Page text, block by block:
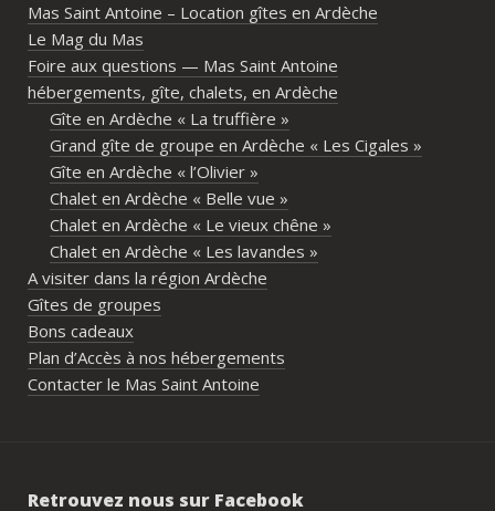
différents gîtes permettent à chacun
d’avoir son espace tout en gardant un
vrai lieu de rassemblement pour
partager les repas et les activités.Un
immense merci également aux
propriétaires pour leur disponibilité, leur
écoute et leur gentillesse tout au long de
l’organisation. Nous avons été très bien
accompagnés avant le week-end avec de
nombreux conseils utiles, aussi bien pour
les prestataires que pour l’organisation
générale de l’événement.Tout a été
simple, fluide et agréable. Les
recommandations données sur place
étaient excellentes et nous ont permis
Mas Saint Antoine – Location gîtes en Ardèche
Le Mag du Mas
Foire aux questions — Mas Saint Antoine
hébergements, gîte, chalets, en Ardèche
Gîte en Ardèche « La truffière »
Grand gîte de groupe en Ardèche « Les Cigales »
Gîte en Ardèche « l’Olivier »
Chalet en Ardèche « Belle vue »
Chalet en Ardèche « Le vieux chêne »
Chalet en Ardèche « Les lavandes »
A visiter dans la région Ardèche
Gîtes de groupes
Bons cadeaux
Plan d’Accès à nos hébergements
Contacter le Mas Saint Antoine
Retrouvez nous sur Facebook